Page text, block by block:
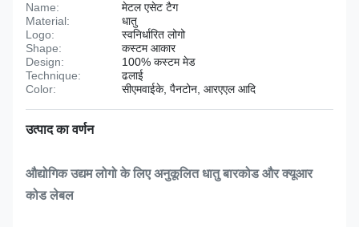
Name:
मेटल एसेट टैग
Material:
धातु
Logo:
स्वनिर्धारित लोगो
Shape:
कस्टम आकार
Design:
100% कस्टम मेड
Technique:
ढलाई
Color:
सीएमवाईके, पैनटोन, आरएएल आदि
उत्पाद का वर्णन
औद्योगिक उद्यम लोगो के लिए अनुकूलित धातु बारकोड और क्यूआर
कोड लेबल